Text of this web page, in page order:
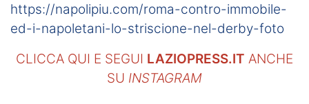
https://napolipiu.com/roma-contro-immobile-
ed-i-napoletani-lo-striscione-nel-derby-foto
CLICCA QUI E SEGUI LAZIOPRESS.IT ANCHE
SU INSTAGRAM